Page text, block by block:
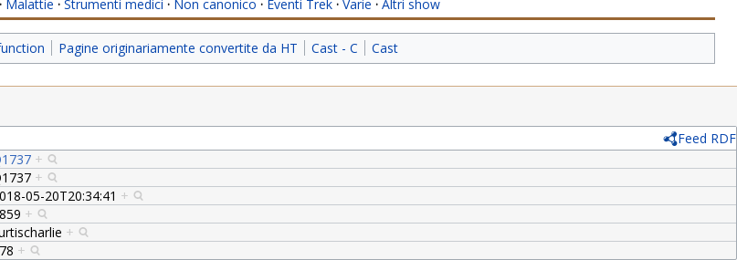
· Malattie · Strumenti medici · Non canonico · Eventi Trek · Varie · Altri show
Pagine originariamente convertite da HT Cast - C Cast
Feed RDF
+
+
05-20T20:34:41 +
+
+
+